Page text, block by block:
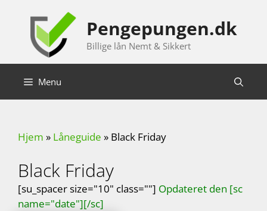
indhold
Pengepungen.dk
Billige lån Nemt & Sikkert
Menu
Hjem » Låneguide » Black Friday
Black Friday
[su_spacer size="10" class=""] Opdateret den [sc
name="date"][/sc]